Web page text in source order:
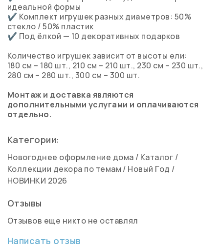
идеальной формы
✔ Комплект игрушек разных диаметров: 50%
стекло / 50% пластик
✔ Под ёлкой — 10 декоративных подарков
Количество игрушек зависит от высоты ели:
180 см – 180 шт., 210 см – 210 шт., 230 см – 230 шт.,
280 см – 280 шт., 300 см – 300 шт.
Монтаж и доставка являются
дополнительными услугами и оплачиваются
отдельно.
Категории:
Новогоднее оформление дома / Каталог /
Коллекции декора по темам / Новый Год /
НОВИНКИ 2026
Отзывы
Отзывов еще никто не оставлял
Написать отзыв